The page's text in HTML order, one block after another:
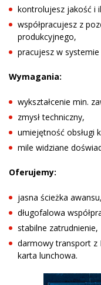
kontrolujesz jakość i
współpracujesz z
produkcyjnego,
pracujesz w
Wymagania:
wykształcenie min.
zmysł techniczny,
umiejętność obsługi
mile widziane
Oferujemy:
jasna ścieżka awansu,
długofalowa
stabilne zatrudnienie,
darmowy transport z
karta lunchowa.